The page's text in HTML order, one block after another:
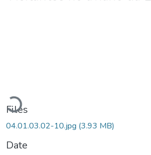
Files
04.01.03.02-10.jpg (3.93 MB)
Date